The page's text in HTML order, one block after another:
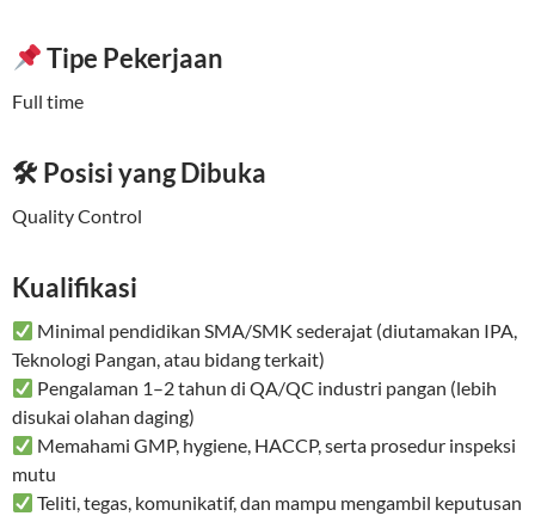
Tipe Pekerjaan
Full time
🛠 Posisi yang Dibuka
Quality Control
Kualifikasi
Minimal pendidikan SMA/SMK sederajat (diutamakan IPA,
Teknologi Pangan, atau bidang terkait)
Pengalaman 1–2 tahun di QA/QC industri pangan (lebih
disukai olahan daging)
Memahami GMP, hygiene, HACCP, serta prosedur inspeksi
mutu
Teliti, tegas, komunikatif, dan mampu mengambil keputusan